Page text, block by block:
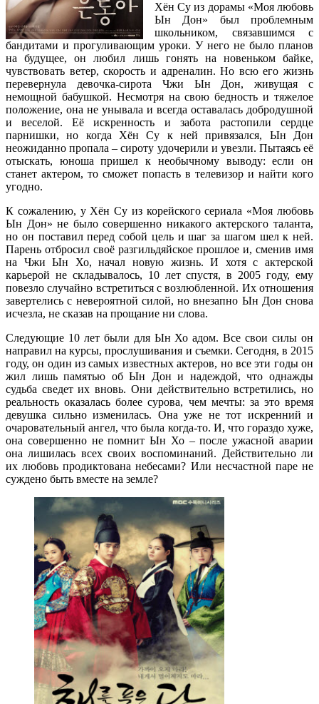
Хён Су из дорамы «Моя любовь
Ын Дон» был проблемным
школьником, связавшимся с
бандитами и прогуливающим уроки. У него не было планов
на будущее, он любил лишь гонять на новеньком байке,
чувствовать ветер, скорость и адреналин. Но всю его жизнь
перевернула девочка-сирота Чжи Ын Дон, живущая с
немощной бабушкой. Несмотря на свою бедность и тяжелое
положение, она не унывала и всегда оставалась добродушной
и веселой. Её искренность и забота растопили сердце
парнишки, но когда Хён Су к ней привязался, Ын Дон
неожиданно пропала – сироту удочерили и увезли. Пытаясь её
отыскать, юноша пришел к необычному выводу: если он
станет актером, то сможет попасть в телевизор и найти кого
угодно.
К сожалению, у Хён Су из корейского сериала «Моя любовь
Ын Дон» не было совершенно никакого актерского таланта,
но он поставил перед собой цель и шаг за шагом шел к ней.
Парень отбросил своё разгильдяйское прошлое и, сменив имя
на Чжи Ын Хо, начал новую жизнь. И хотя с актерской
карьерой не складывалось, 10 лет спустя, в 2005 году, ему
повезло случайно встретиться с возлюбленной. Их отношения
завертелись с невероятной силой, но внезапно Ын Дон снова
исчезла, не сказав на прощание ни слова.
Следующие 10 лет были для Ын Хо адом. Все свои силы он
направил на курсы, прослушивания и съемки. Сегодня, в 2015
году, он один из самых известных актеров, но все эти годы он
жил лишь памятью об Ын Дон и надеждой, что однажды
судьба сведет их вновь. Они действительно встретились, но
реальность оказалась более сурова, чем мечты: за это время
девушка сильно изменилась. Она уже не тот искренний и
очаровательный ангел, что была когда-то. И, что гораздо хуже,
она совершенно не помнит Ын Хо – после ужасной аварии
она лишилась всех своих воспоминаний. Действительно ли
их любовь продиктована небесами? Или несчастной паре не
суждено быть вместе на земле?